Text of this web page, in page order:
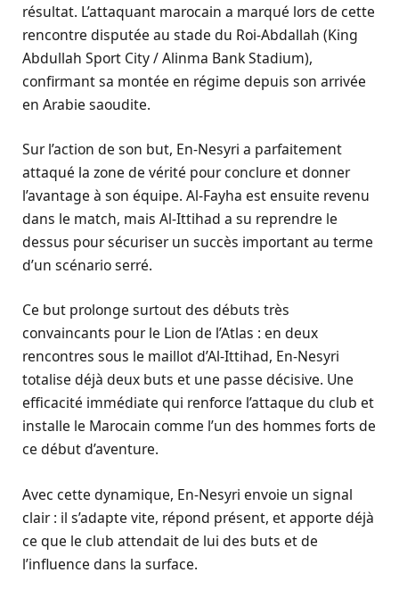
résultat. L’attaquant marocain a marqué lors de cette
rencontre disputée au stade du Roi-Abdallah (King
Abdullah Sport City / Alinma Bank Stadium),
confirmant sa montée en régime depuis son arrivée
en Arabie saoudite.
Sur l’action de son but, En-Nesyri a parfaitement
attaqué la zone de vérité pour conclure et donner
l’avantage à son équipe. Al-Fayha est ensuite revenu
dans le match, mais Al-Ittihad a su reprendre le
dessus pour sécuriser un succès important au terme
d’un scénario serré.
Ce but prolonge surtout des débuts très
convaincants pour le Lion de l’Atlas : en deux
rencontres sous le maillot d’Al-Ittihad, En-Nesyri
totalise déjà deux buts et une passe décisive. Une
efficacité immédiate qui renforce l’attaque du club et
installe le Marocain comme l’un des hommes forts de
ce début d’aventure.
Avec cette dynamique, En-Nesyri envoie un signal
clair : il s’adapte vite, répond présent, et apporte déjà
ce que le club attendait de lui des buts et de
l’influence dans la surface.